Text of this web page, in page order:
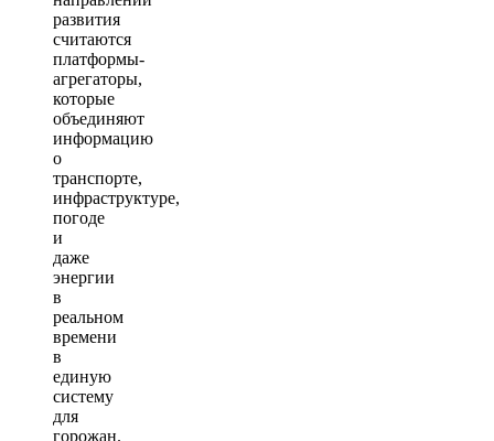
развития
считаются
платформы-
агрегаторы,
которые
объединяют
информацию
о
транспорте,
инфраструктуре,
погоде
и
даже
энергии
в
реальном
времени
в
единую
систему
для
горожан.